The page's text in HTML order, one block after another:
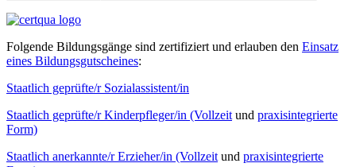
Folgende Bildungsgänge sind zertifiziert und erlauben den Einsatz
eines Bildungsgutscheines:
Staatlich geprüfte/r Sozialassistent/in
Staatlich geprüfte/r Kinderpfleger/in (Vollzeit und praxisintegrierte
Form)
Staatlich anerkannte/r Erzieher/in (Vollzeit und praxisintegrierte